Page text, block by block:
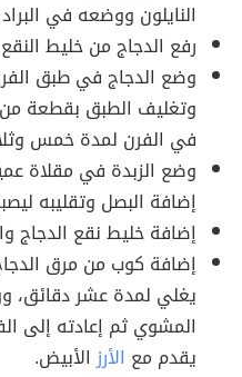
النايلون ووضعه في
رفع الدجاج من خليط
وضع الدجاج في طبق
وتغليف الطبق بقطعة
في الفرن لمدة خمس
وضع الزبدة في مقلاة
إضافة البصل وتقليبه
إضافة خليط نقع الدجاج
إضافة كوب من مرق
يغلي لمدة عشر دقائق،
المشوي ثم إعادته إلى
يقدم مع الأرزالأبيض.